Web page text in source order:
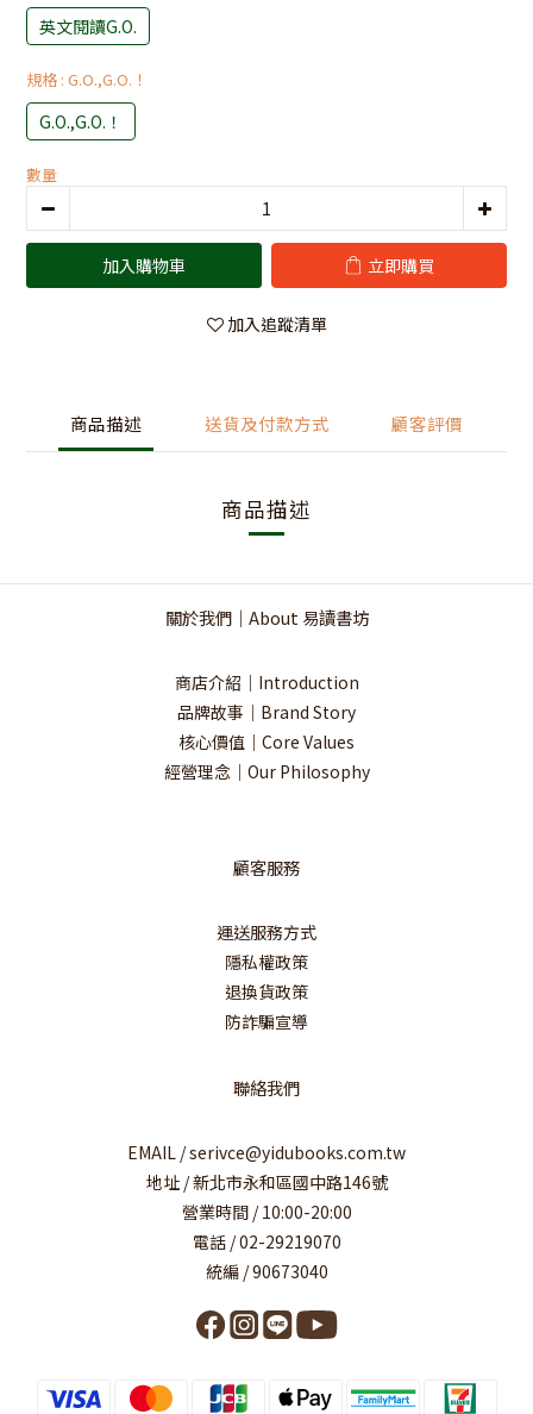
英文閱讀G.O.
規格 : G.O.,G.O.！
G.O.,G.O.！
數量
加入購物車 立即購買
加入追蹤清單
商品描述 送貨及付款方式 顧客評價
商品描述
關於我們｜About 易讀書坊
商店介紹｜Introduction
品牌故事｜Brand Story
核心價值｜Core Values
經營理念｜Our Philosophy
顧客服務
運送服務方式
隱私權政策
退換貨政策
防詐騙宣導
聯絡我們
EMAIL / serivce@yidubooks.com.tw
地址 / 新北市永和區國中路146號
營業時間 / 10:00-20:00
電話 / 02-29219070
統編 / 90673040